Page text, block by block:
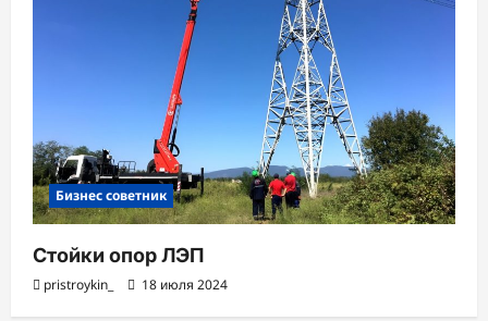
Бизнес советник
Стойки опор ЛЭП
pristroykin_ 18 июля 2024